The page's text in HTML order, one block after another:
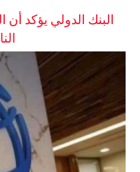
البنك الدولي يؤكد